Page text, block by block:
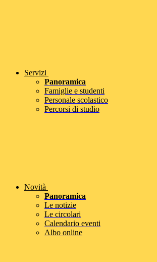
Servizi
Panoramica
Famiglie e studenti
Personale scolastico
Percorsi di studio
Novità
Panoramica
Le notizie
Le circolari
Calendario eventi
Albo online